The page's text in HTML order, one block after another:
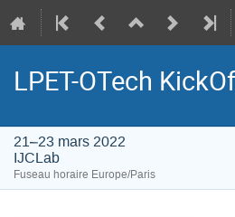
LPET-OTech
21–23 mars 2022
IJCLab
Fuseau horaire Europe/Paris